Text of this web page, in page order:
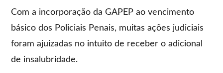
Com a incorporação da GAPEP ao vencimento
básico dos Policiais Penais, muitas ações judiciais
foram ajuizadas no intuito de receber o adicional
de insalubridade.